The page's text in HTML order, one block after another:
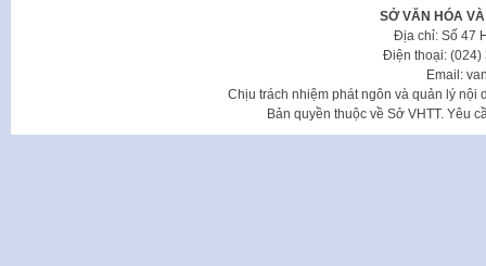
SỞ VĂN HÓA
Địa chỉ: Số 47
Điện thoại: (024)
Email:
Chịu trách nhiệm phát ngôn và quản lý nội
Bản quyền thuộc về Sở VHTT. Yêu